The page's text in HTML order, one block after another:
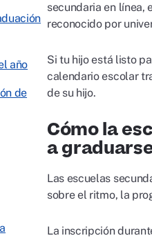
año
de
secundaria en línea,
reconocido por
Si tu hijo está listo
calendario escolar
de su hijo.
Cómo la
a
Las escuelas
sobre el ritmo, la
La inscripción